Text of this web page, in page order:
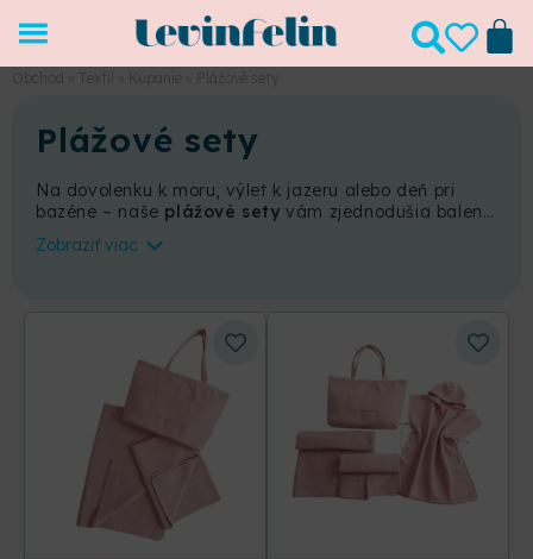
Plážové sety
Na dovolenku k moru, výlet k jazeru alebo deň pri
bazéne – naše plážové sety vám zjednodušia balenie
aj celé leto. Vždy v nich nájdete priestrannú plážovú
tašku, ku ktorej si môžete vybrať kombináciu podľa
Zobraziť viac